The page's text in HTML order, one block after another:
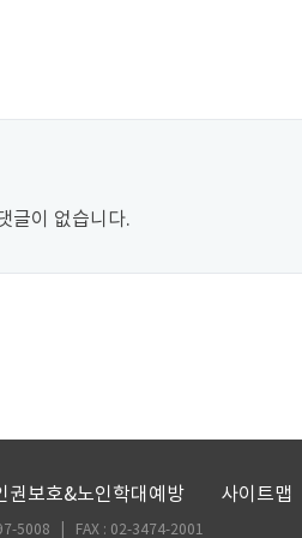
글이 없습니다.
권보호&노인학대예방 사이트맵
5008 | FAX : 02-3474-2001